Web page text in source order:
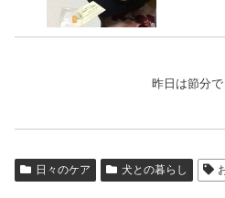
昨日は節分で
日々のケア 犬との暮らし